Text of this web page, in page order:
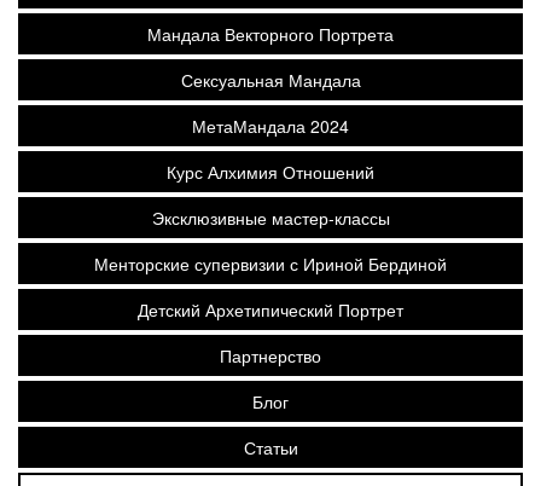
Мандала Векторного Портрета
Сексуальная Мандала
МетаМандала 2024
Курс Алхимия Отношений
Эксклюзивные мастер-классы
Менторские супервизии с Ириной Бердиной
Детский Архетипический Портрет
Партнерство
Блог
Статьи